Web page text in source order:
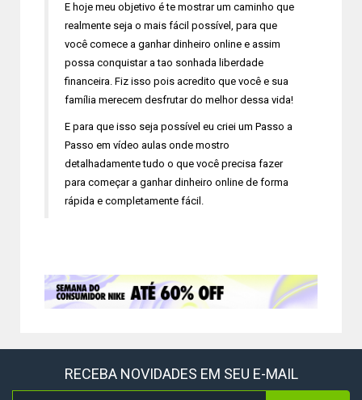
E hoje meu objetivo é te mostrar um caminho que
realmente seja o mais fácil possível, para que
você comece a ganhar dinheiro online e assim
possa conquistar a tao sonhada liberdade
financeira. Fiz isso pois acredito que você e sua
família merecem desfrutar do melhor dessa vida!
E para que isso seja possível eu criei um Passo a
Passo em vídeo aulas onde mostro
detalhadamente tudo o que você precisa fazer
para começar a ganhar dinheiro online de forma
rápida e completamente fácil.
RECEBA NOVIDADES EM SEU E-MAIL